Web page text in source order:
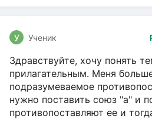
У Ученик
Здравствуйте, хочу понять
прилагательным. Меня
подразумеваемое
нужно поставить союз "а" и
противопоставляют ее и